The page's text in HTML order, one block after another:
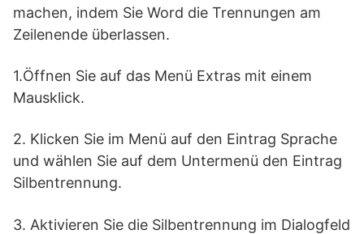
machen, indem Sie Word die Trennungen am
Zeilenende überlassen.
1.Öffnen Sie auf das Menü Extras mit einem
Mausklick.
2. Klicken Sie im Menü auf den Eintrag Sprache
und wählen Sie auf dem Untermenü den Eintrag
Silbentrennung.
3. Aktivieren Sie die Silbentrennung im Dialogfeld